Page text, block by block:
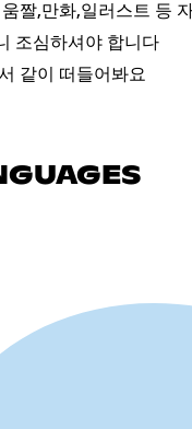
짤,만화,일러스트 등
조심하셔야 합니다
같이 떠들어봐요